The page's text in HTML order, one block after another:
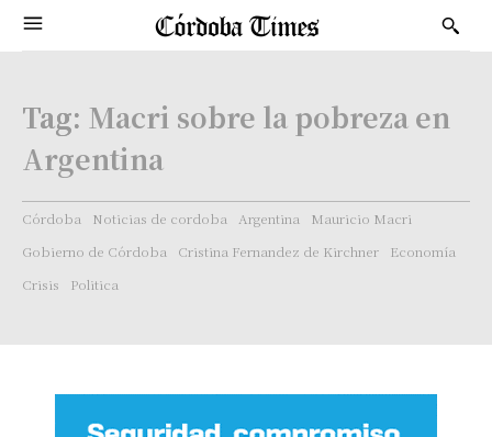
Tag: Macri sobre la pobreza en
Argentina
Córdoba Noticias de cordoba Argentina
Mauricio Macri
Gobierno de Córdoba
Cristina Fernandez de Kirchner
Economía
Crisis
Politica